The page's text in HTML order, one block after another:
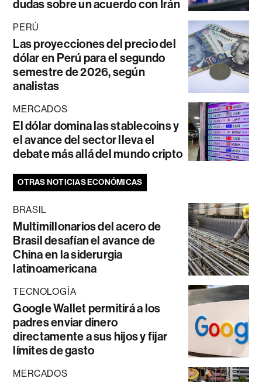
dudas sobre un acuerdo con Irán
PERÚ
Las proyecciones del precio del
dólar en Perú para el segundo
semestre de 2026, según
analistas
MERCADOS
El dólar domina las stablecoins y
el avance del sector lleva el
debate más allá del mundo cripto
OTRAS NOTICIAS ECONÓMICAS
BRASIL
Multimillonarios del acero de
Brasil desafían el avance de
China en la siderurgia
latinoamericana
TECNOLOGÍA
Google Wallet permitirá a los
padres enviar dinero
directamente a sus hijos y fijar
límites de gasto
MERCADOS